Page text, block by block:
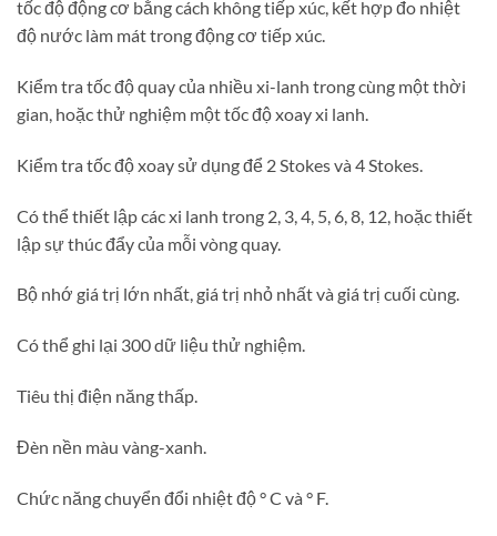
tốc độ động cơ bằng cách không tiếp xúc, kết hợp đo nhiệt
độ nước làm mát trong động cơ tiếp xúc.
Kiểm tra tốc độ quay của nhiều xi-lanh trong cùng một thời
gian, hoặc thử nghiệm một tốc độ xoay xi lanh.
Kiểm tra tốc độ xoay sử dụng để 2 Stokes và 4 Stokes.
Có thể thiết lập các xi lanh trong 2, 3, 4, 5, 6, 8, 12, hoặc thiết
lập sự thúc đẩy của mỗi vòng quay.
Bộ nhớ giá trị lớn nhất, giá trị nhỏ nhất và giá trị cuối cùng.
Có thể ghi lại 300 dữ liệu thử nghiệm.
Tiêu thị điện năng thấp.
Đèn nền màu vàng-xanh.
Chức năng chuyển đổi nhiệt độ ° C và ° F.